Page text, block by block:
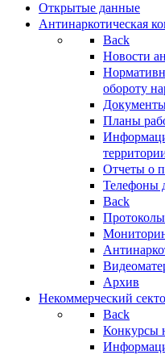
Открытые данные
Антинаркотическая
Back
Новости
обороту
Планы
Отчеты о
Телефоны
Back
Протоколы
Архив
Некоммерческий
Back
Конкурсы